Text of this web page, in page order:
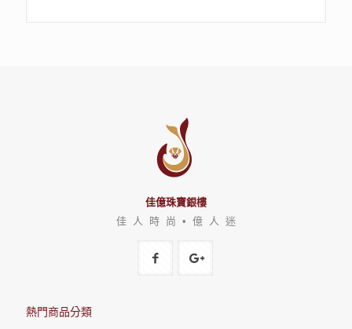
佳億珠寶銀樓
佳 人 時 尚 • 億 人 迷
熱門商品分類